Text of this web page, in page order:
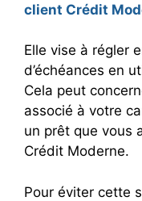
client Crédit
Elle vise à régler
d’échéances en
Cela peut
associé à votre
un prêt que vous
Crédit Moderne.
Pour éviter cette